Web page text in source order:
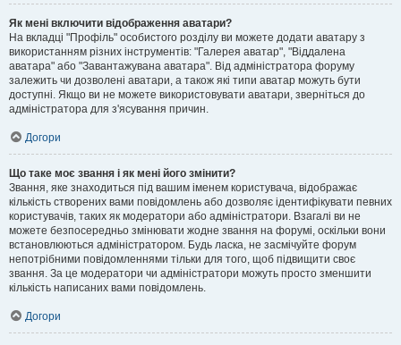
Як мені включити відображення аватари?
На вкладці "Профіль" особистого розділу ви можете додати аватару з
використанням різних інструментів: "Галерея аватар", "Віддалена
аватара" або "Завантажувана аватара". Від адміністратора форуму
залежить чи дозволені аватари, а також які типи аватар можуть бути
доступні. Якщо ви не можете використовувати аватари, зверніться до
адміністратора для з'ясування причин.
Догори
Що таке моє звання і як мені його змінити?
Звання, яке знаходиться під вашим іменем користувача, відображає
кількість створених вами повідомлень або дозволяє ідентифікувати певних
користувачів, таких як модератори або адміністратори. Взагалі ви не
можете безпосередньо змінювати жодне звання на форумі, оскільки вони
встановлюються адміністратором. Будь ласка, не засмічуйте форум
непотрібними повідомленнями тільки для того, щоб підвищити своє
звання. За це модератори чи адміністратори можуть просто зменшити
кількість написаних вами повідомлень.
Догори